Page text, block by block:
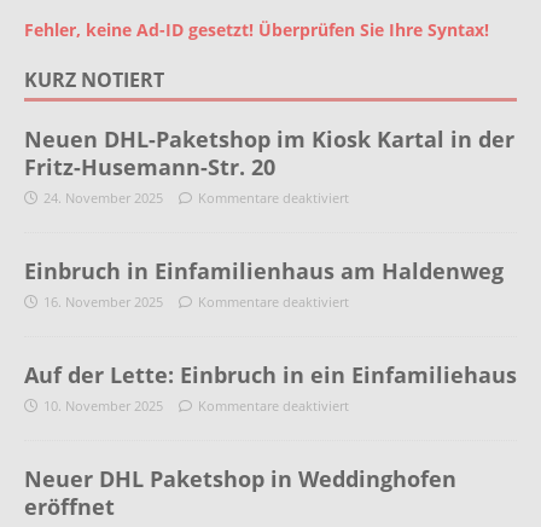
Fehler, keine Ad-ID gesetzt! Überprüfen Sie Ihre Syntax!
KURZ NOTIERT
Neuen DHL-Paketshop im Kiosk Kartal in der
Fritz-Husemann-Str. 20
24. November 2025 Kommentare deaktiviert
Einbruch in Einfamilienhaus am Haldenweg
16. November 2025 Kommentare deaktiviert
Auf der Lette: Einbruch in ein Einfamiliehaus
10. November 2025 Kommentare deaktiviert
Neuer DHL Paketshop in Weddinghofen
eröffnet